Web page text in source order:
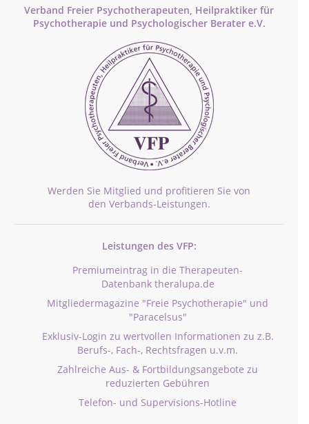
Verband Freier Psychotherapeuten, Heilpraktiker für
Psychotherapie und Psychologischer Berater e.V.
Werden Sie Mitglied und profitieren Sie von
den Verbands-Leistungen.
Leistungen des VFP:
Premiumeintrag in die Therapeuten-
Datenbank theralupa.de
Mitgliedermagazine "Freie Psychotherapie" und
"Paracelsus"
Exklusiv-Login zu wertvollen Informationen zu z.B.
Berufs-, Fach-, Rechtsfragen u.v.m.
Zahlreiche Aus- & Fortbildungsangebote zu
reduzierten Gebühren
Telefon- und Supervisions-Hotline